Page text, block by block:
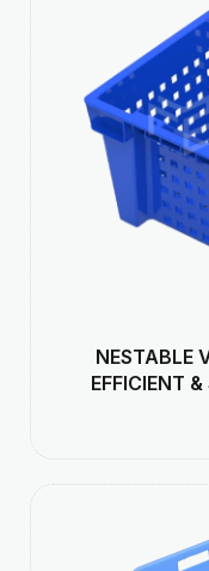
NESTABLE
EFFICIENT